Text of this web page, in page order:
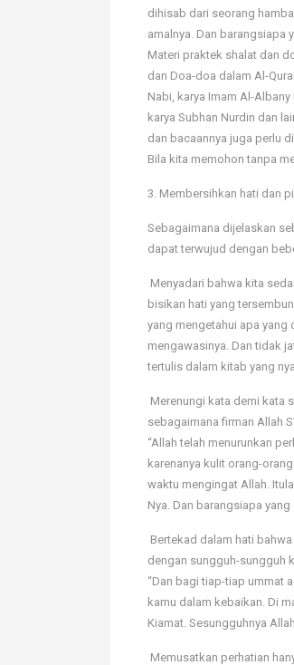
dihisab dari seorang
amalnya. Dan barangsiapa
Materi praktek shalat dan
dan Doa-doa dalam Al-
Nabi, karya Imam Al-
karya Subhan Nurdin dan
dan bacaannya juga perlu
Bila kita memohon tanpa
3. Membersihkan hati dan
Sebagaimana dijelaskan
dapat terwujud dengan
 Menyadari bahwa kita
bisikan hati yang
yang mengetahui apa yang
mengawasinya. Dan tidak
tertulis dalam kitab yang
 Merenungi kata demi
sebagaimana firman Allah
“Allah telah menurunkan
karenanya kulit orang-
waktu mengingat Allah.
Nya. Dan barangsiapa
 Bertekad dalam hati
dengan sungguh-sungguh
“Dan bagi tiap-tiap ummat
kamu dalam kebaikan. Di
Kiamat. Sesungguhnya
 Memusatkan perhatian